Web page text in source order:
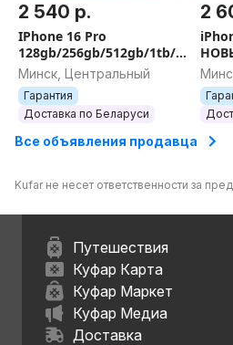
2 540 р.
IPhone 16 Pro
128gb/256gb/512gb/1tb/
ГАРАНТИЯ/ДОСТАВКА
Минск, Центральный
Гарантия
Доставка по Беларуси
2
Все объявления продавца
Kufar не несет ответственности за
Путешествия
Куфар Карта
Куфар Маркет
Куфар Медиа
Доставка